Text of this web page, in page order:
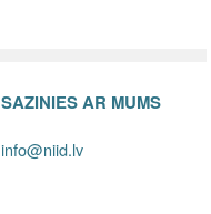
SAZINIES AR MUMS
info@niid.lv